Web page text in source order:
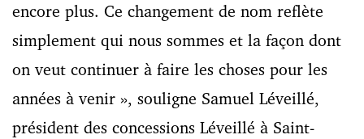
encore plus. Ce changement de nom reflète
simplement qui nous sommes et la façon dont
on veut continuer à faire les choses pour les
années à venir », souligne Samuel Léveillé,
président des concessions Léveillé à Saint-